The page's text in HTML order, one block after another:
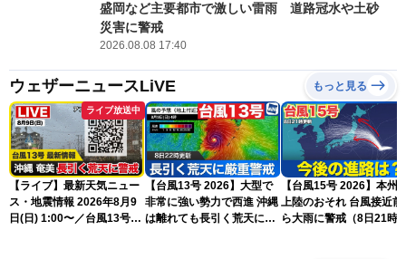
盛岡など主要都市で激しい雷雨 道路冠水や土砂
災害に警戒
2026.08.08 17:40
ウェザーニュースLiVE もっと見る
ライブ放送中
【ライブ】最新天気ニュー
ス・地震情報 2026年8月9
日(日) 1:00〜／台風13号・
【台風13号 2026】大型で
非常に強い勢力で西進 沖縄
は離れても長引く荒天に厳
【台風15号 2026】本州
上陸のおそれ 台風接近前
ら大雨に警戒（8日21時